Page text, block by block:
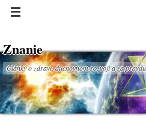
Znanie
Články o zdraví, duchovnom rozvoji a za